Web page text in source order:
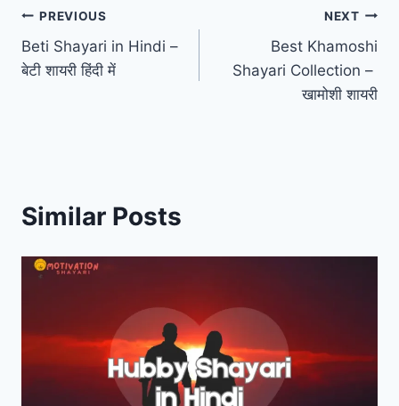
Post
navigation
PREVIOUS
Beti Shayari in Hindi –
बेटी शायरी हिंदी में
NEXT
Best Khamoshi
Shayari Collection – ​
खामोशी शायरी
Similar Posts